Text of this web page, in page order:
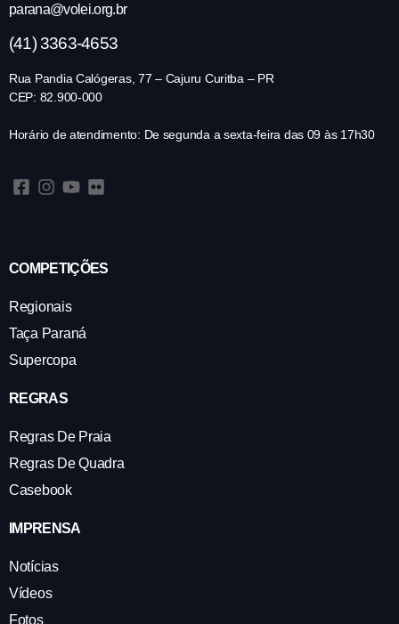
parana@volei.org.br
(41) 3363-4653
Rua Pandia Calógeras, 77 – Cajuru Curitba – PR
CEP: 82.900-000
Horário de atendimento: De segunda a sexta-feira das 09 às 17h30
COMPETIÇÕES
Regionais
Taça Paraná
Supercopa
REGRAS
Regras De Praia
Regras De Quadra
Casebook
IMPRENSA
Notícias
Vídeos
Fotos